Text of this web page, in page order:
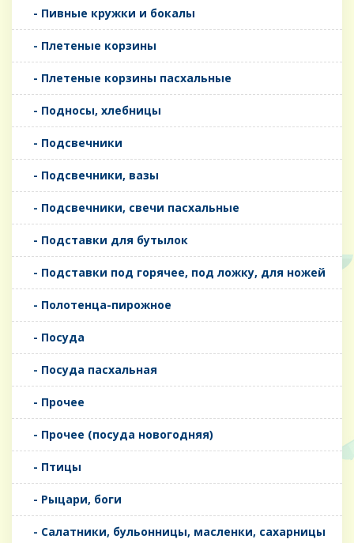
- Пивные кружки и бокалы
- Плетеные корзины
- Плетеные корзины пасхальные
- Подносы, хлебницы
- Подсвечники
- Подсвечники, вазы
- Подсвечники, свечи пасхальные
- Подставки для бутылок
- Подставки под горячее, под ложку, для ножей
- Полотенца-пирожное
- Посуда
- Посуда пасхальная
- Прочее
- Прочее (посуда новогодняя)
- Птицы
- Рыцари, боги
- Салатники, бульонницы, масленки, сахарницы